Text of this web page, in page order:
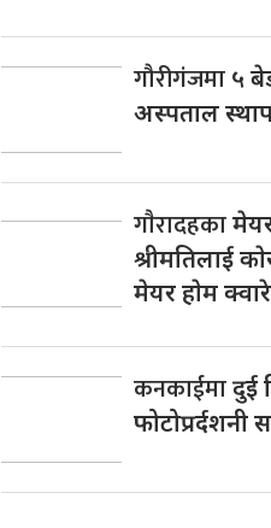
गौरीगंजमा ५
अस्पताल
गाैरादहका
श्रीमतिलाई
मेयर हाेम
कनकाईमादुई
फोटोप्रर्दशनी